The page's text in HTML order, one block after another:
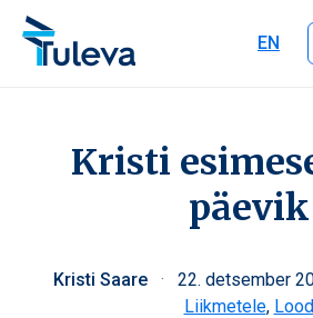
Liigu edasi sisu juurde
EN
Kristi
päevik
Kristi Saare · 22. detsember
Liikmetele, Lood